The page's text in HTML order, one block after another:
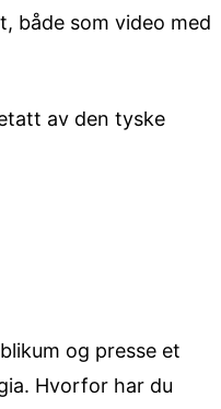
både som video med
av den tyske
og presse et
Hvorfor har du